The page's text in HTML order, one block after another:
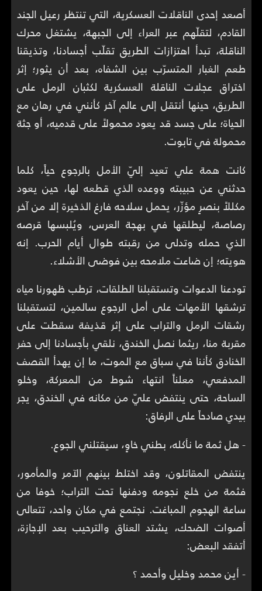
أصعد إحدى الناقلات العسكرية، التي تنتظر رعيل الجند
القادم، لتقلّهم عبر العراء إلى الجبهة، يشتغل محرك
الناقلة، تبدأ اهتزازات الطريق تقلّب أجسادنا، وتذيقنا
طعم الغبار المتسرّب بين الشفاه، بعد أن يثور؛ إثر
اختراق عجلات الناقلة العسكرية لكثبان الرمل على
الطريق، حينها أنتقل إلى عالم آخر كأنني في رهان مع
الحياة؛ على جسد قد يعود محمولاً على قدميه، أو جثة
محمولة في تابوت.
كانت همة علي تعيد إليّ الأمل بالرجوع حياً، كلما
حدثني عن حبيبته ووعده الذي قطعه لها، حين يعود
مكللاً بنصرٍ مؤزّر، يحمل سلاحه فارغ الذخيرة إلا من آخر
رصاصة، ليطلقها في بهجة العرس، ويُلبسها قرصه
الذي حمله وتدلى من رقبته طوال أيام الحرب. إنه
هويته؛ إن ضاعت ملامحه بين فوضى الأشلاء.
تودعنا الدعوات وتستقبلنا الطلقات، ترطب ظهورنا مياه
ترشقها الأمهات على أمل الرجوع سالمين، لتستقبلنا
رشقات الرمل والتراب على إثر قذيفة سقطت على
مقربة منا، ريثما نصل الخندق، نلقي بأجسادنا إلى حفر
الخنادق كأننا في سباق مع الموت، ما إن يهدأ القصف
المدفعي، معلناً انتهاء شوط من المعركة، وخلو
الساحة، حتى ينتفض عليّ من مكانه في الخندق، يجر
بيدي صادحاً على الرفاق:
- هل ثمة ما نأكله، بطني خاوٍ، سيقتلني الجوع.
ينتفض المقاتلون، وقد اختلط بينهم الآمر والمأمور،
فثمة من خلع نجومه ودفنها تحت التراب؛ خوفا من
ساعة الهجوم المباغت. نجتمع في مكان واحد، تتعالى
أصوات الضحك، يشتد العناق والترحيب بعد الإجازة،
أتفقد البعض:
- أين محمد وخليل وأحمد ؟